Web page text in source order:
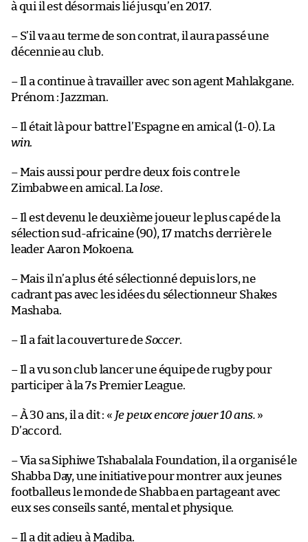
à qui il est désormais lié jusqu’en 2017.
– S’il va au terme de son contrat, il aura passé une
décennie au club.
– Il a continue à travailler avec son agent Mahlakgane.
Prénom : Jazzman.
– Il était là pour battre l’Espagne en amical (1-0). La
win.
– Mais aussi pour perdre deux fois contre le
Zimbabwe en amical. La lose.
– Il est devenu le deuxième joueur le plus capé de la
sélection sud-africaine (90), 17 matchs derrière le
leader Aaron Mokoena.
– Mais il n’a plus été sélectionné depuis lors, ne
cadrant pas avec les idées du sélectionneur Shakes
Mashaba.
– Il a fait la couverture deSoccer.
– Il a vu son club lancer une équipe de rugby pour
participer à la 7s Premier League.
– À 30 ans, il a dit : « Je peux encore jouer 10 ans. »
D’accord.
– Via sa Siphiwe Tshabalala Foundation, il a organisé le
Shabba Day, une initiative pour montrer aux jeunes
footballeus le monde de Shabba en partageant avec
eux ses conseils santé, mental et physique.
– Il a dit adieu à Madiba.